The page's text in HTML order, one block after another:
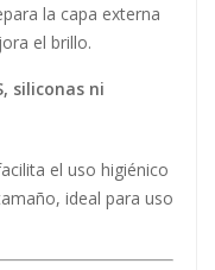
la capa externa
el brillo.
siliconas ni
el uso higiénico
ideal para uso